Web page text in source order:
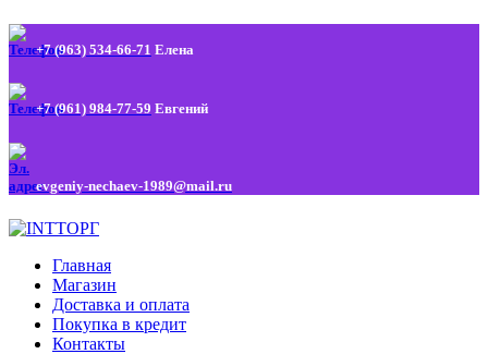
+7 (963) 534-66-71 Елена
+7 (961) 984-77-59 Евгений
evgeniy-nechaev-1989@mail.ru
Главная
Магазин
Доставка и оплата
Покупка в кредит
Контакты